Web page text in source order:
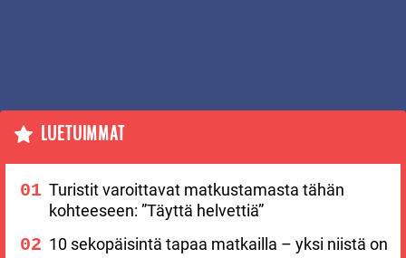
LUETUIMMAT
Turistit varoittavat matkustamasta tähän
kohteeseen: ”Täyttä helvettiä”
10 sekopäisintä tapaa matkailla – yksi niistä on